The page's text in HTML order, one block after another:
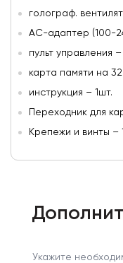
голограф.
AC-адаптер (100-
пульт управления –
карта памяти на
инструкция – 1шт.
Переходник для
Крепежи и винты –
Укажите